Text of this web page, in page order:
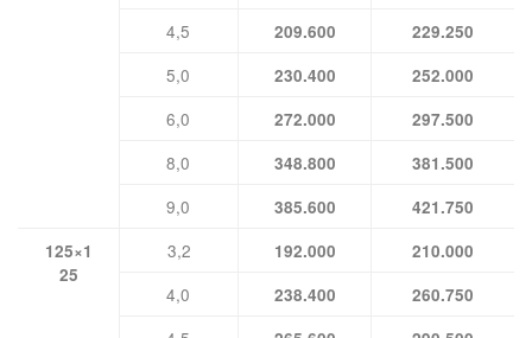
4,5 209.600 229.250
5,0 230.400 252.000
6,0 272.000 297.500
8,0 348.800 381.500
9,0 385.600
421.750
125×1
25
3,2 192.000 210.000
4,0 238.400 260.750